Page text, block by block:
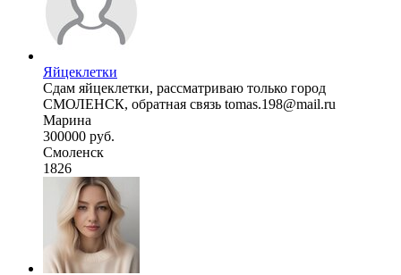
Яйцеклетки
Сдам яйцеклетки, рассматриваю только город
СМОЛЕНСК, обратная связь tomas.198@mail.ru
Марина
300000 руб.
Смоленск
1826